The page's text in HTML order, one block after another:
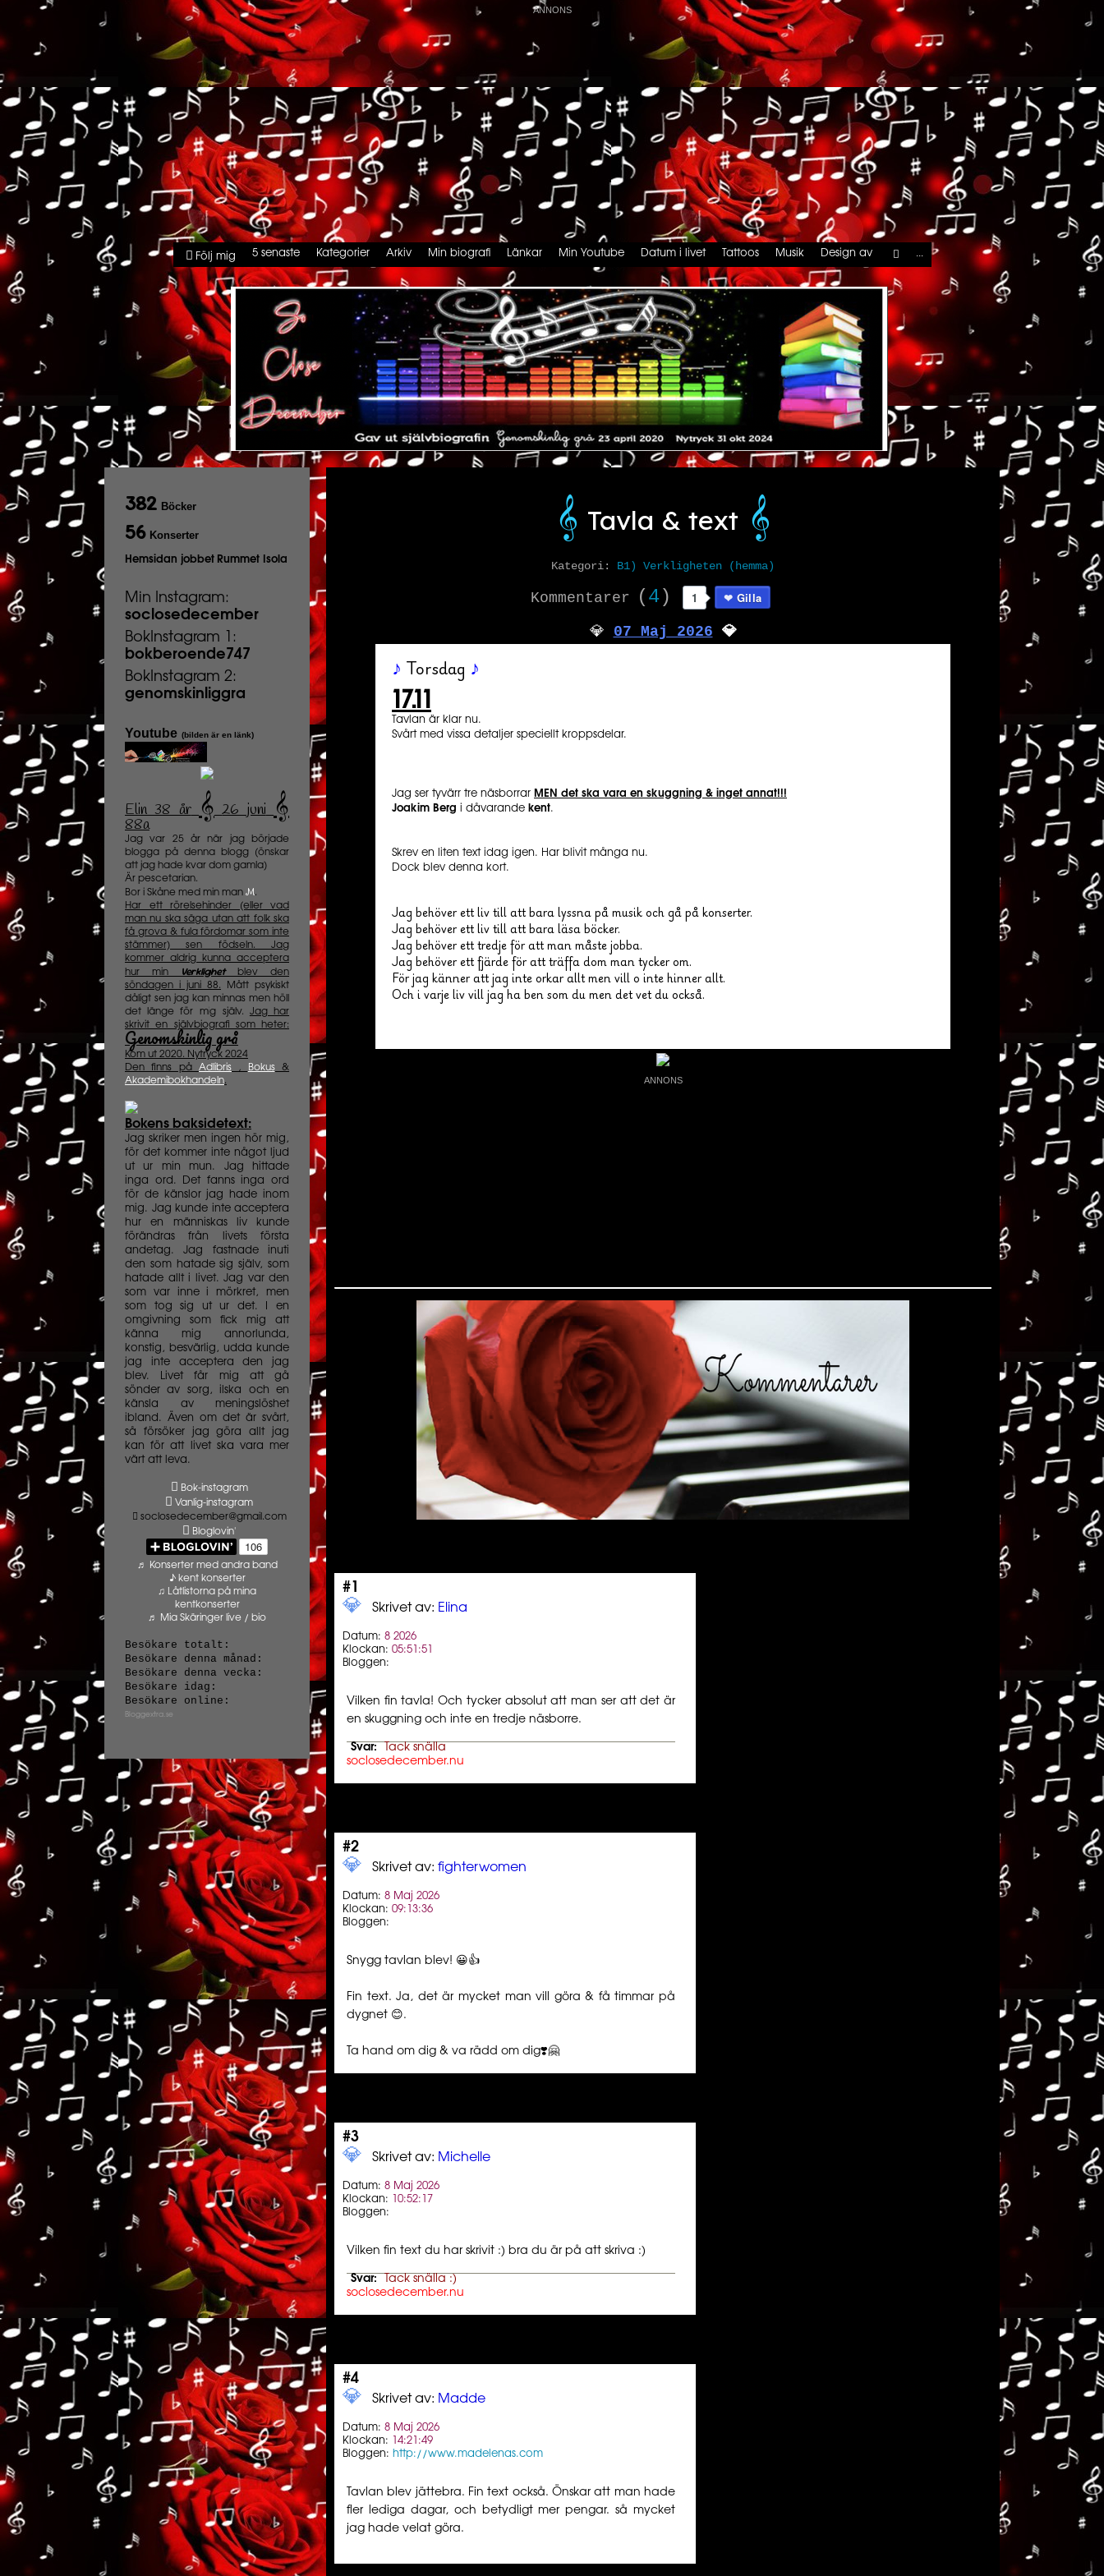
Följ mig 5 senaste Kategorier Arkiv Min biografi Länkar Min Youtube Datum i livet Tattoos Musik Design av ...
𝄞️ Tavla & text 𝄞️
Kategori: B1) Verkligheten (hemma)
Kommentarer (4) 1 Gilla
️💎 07 Maj 2026 💎️️️️️
♪ Torsdag ♪
17.11
Tavlan är klar nu.
Svårt med vissa detaljer speciellt kroppsdelar.
Jag ser tyvärr tre näsborrar MEN det ska vara en skuggning & inget annat!!!
Joakim Berg i dåvarande kent.
Skrev en liten text idag igen. Har blivit många nu.
Dock blev denna kort.
Jag behöver ett liv till att bara lyssna på musik och gå på konserter.
Jag behöver ett liv till att bara läsa böcker.
Jag behöver ett tredje för att man måste jobba.
Jag behöver ett fjärde för att träffa dom man tycker om.
För jag känner att jag inte orkar allt men vill o inte hinner allt.
Och i varje liv vill jag ha ben som du men det vet du också.
#1
💎️ ️️ Skrivet av: Elina
Datum: 8 2026
Klockan: 05:51:51
Bloggen:
Vilken fin tavla! Och tycker absolut att man ser att det är
en skuggning och inte en tredje näsborre.
Svar:
Tack snälla
soclosedecember.nu
#2
💎️ ️️ Skrivet av: fighterwomen
Datum: 8 Maj 2026
Klockan: 09:13:36
Bloggen:
Snygg tavlan blev! 😀👍
Fin text. Ja, det är mycket man vill göra & få timmar på
dygnet 😊.
Ta hand om dig & va rädd om dig❣️🤗
#3
💎️ ️️ Skrivet av: Michelle
Datum: 8 Maj 2026
Klockan:
10:52:17
Bloggen:
Vilken fin text du har skrivit :) bra du är på att skriva :)
Svar:
Tack snälla :)
soclosedecember.nu
#4
💎️ ️️ Skrivet av: Madde
Datum: 8 Maj 2026
Klockan:
14:21:49
Bloggen: http://www.madelenas.com
Tavlan blev jättebra. Fin text också. Önskar att man hade
fler lediga dagar, och betydligt mer pengar. så mycket
jag hade velat göra.
382 Böcker
56 Konserter
Hemsidan jobbet Rummet Isola
Min Instagram:
soclosedecember
BokInstagram 1:
bokberoende747
BokInstagram 2:
genomskinliggra
Youtube (bilden är en länk)
Elin 38 år️𝄞 26 juni 𝄞
88a
Jag var 25 år när jag började
blogga på denna blogg (önskar
att jag hade kvar dom gamla)
Är pescetarian.
Bor i Skåne med min man M.
Har ett rörelsehinder (eller vad
man nu ska säga utan att folk ska
få grova & fula fördomar som inte
stämmer) sen födseln. Jag
kommer aldrig kunna acceptera
hur min
Verklighetblev den
söndagen i juni 88. Mått psykiskt
dåligt sen jag kan minnas men höll
det länge för mig själv. Jag har
skrivit en självbiografi som heter:
Genomskinlig grå
Kom ut 2020. Nytryck 2024
Den finns på Adlibris , Bokus&
Akademibokhandeln.
Bokens baksidetext:
Jag skriker men ingen hör mig,
för det kommer inte något ljud
ut ur min mun. Jag hittade
inga ord. Det fanns inga ord
för de känslor jag hade inom
mig. Jag kunde inte acceptera
hur en människas liv kunde
förändras från livets första
andetag. Jag fastnade inuti
den som hatade sig själv, som
hatade allt i livet. Jag var den
som var inne i mörkret, men
som tog sig ut ur det. I en
omgivning som fick mig att
känna mig annorlunda,
konstig, besvärlig, udda kunde
jag inte acceptera den jag
blev. Livet får mig att gå
sönder av sorg, ilska och en
känsla av meningslöshet
ibland. Även om det är svårt,
så försöker jag göra allt jag
kan för att livet ska vara mer
värt att leva.
Bok-instagram
Vanlig-instagram
soclosedecember@gmail.com
Bloglovin'
♬ Konserter med andra band
♪ kent konserter
♫ Låtlistorna på mina
kentkonserter
♬ Mia Skäringer live / bio
Besökare totalt:
Besökare denna månad:
Besökare denna vecka:
Besökare idag:
Besökare online:
Bloggextra.se